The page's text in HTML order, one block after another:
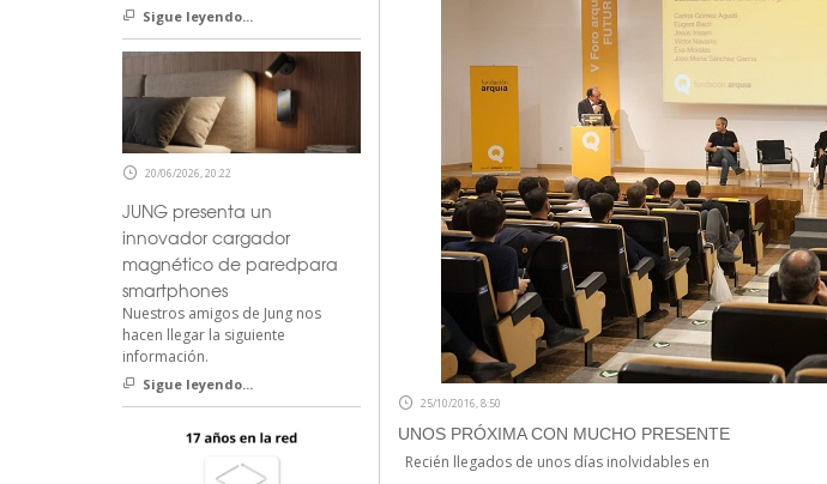
25/10/2016, 8:50
UNOS PRÓXIMA CON MUCHO PRESENTE
Recién llegados de unos días inolvidables en
Sigue leyendo...
20/06/2026, 20:22
JUNG presenta un
innovador cargador
magnético de paredpara
smartphones
Nuestros amigos de Jung nos
hacen llegar la siguiente
información.
Sigue leyendo...